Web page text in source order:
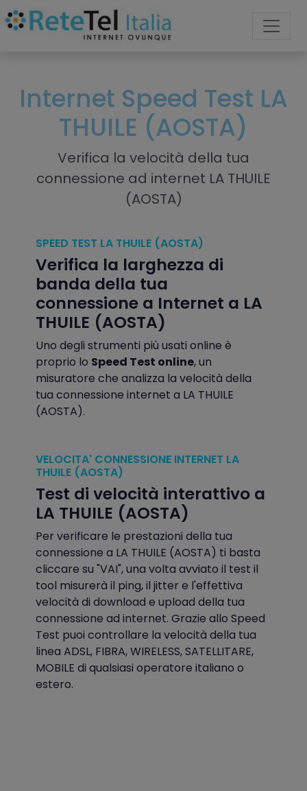
Internet Speed Test LA
THUILE (AOSTA)
Verifica la velocità della tua
connessione ad internet LA THUILE
(AOSTA)
SPEED TEST LA THUILE (AOSTA)
Verifica la larghezza di
banda della tua
connessione a Internet a LA
THUILE (AOSTA)
Uno degli strumenti più usati online è
proprio lo Speed Test online, un
misuratore che analizza la velocità della
tua connessione internet a LA THUILE
(AOSTA).
VELOCITA' CONNESSIONE INTERNET LA
THUILE (AOSTA)
Test di velocità interattivo a
LA THUILE (AOSTA)
Per verificare le prestazioni della tua
connessione a LA THUILE (AOSTA) ti basta
cliccare su "VAI", una volta avviato il test il
tool misurerà il ping, il jitter e l'effettiva
velocità di download e upload della tua
connessione ad internet. Grazie allo Speed
Test puoi controllare la velocità della tua
linea ADSL, FIBRA, WIRELESS, SATELLITARE,
MOBILE di qualsiasi operatore italiano o
estero.